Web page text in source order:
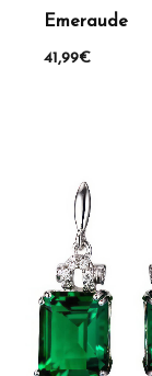
Emeraude
41,99€